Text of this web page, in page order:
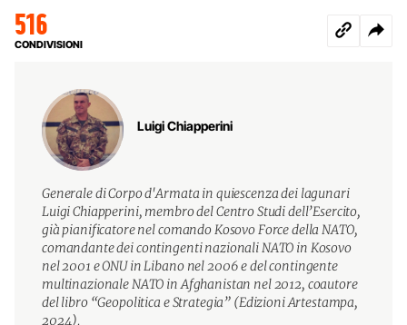
516
CONDIVISIONI
Luigi Chiapperini
Generale di Corpo d'Armata in quiescenza dei lagunari
Luigi Chiapperini, membro del Centro Studi dell’Esercito,
già pianificatore nel comando Kosovo Force della NATO,
comandante dei contingenti nazionali NATO in Kosovo
nel 2001 e ONU in Libano nel 2006 e del contingente
multinazionale NATO in Afghanistan nel 2012, coautore
del libro “Geopolitica e Strategia” (Edizioni Artestampa,
2024).